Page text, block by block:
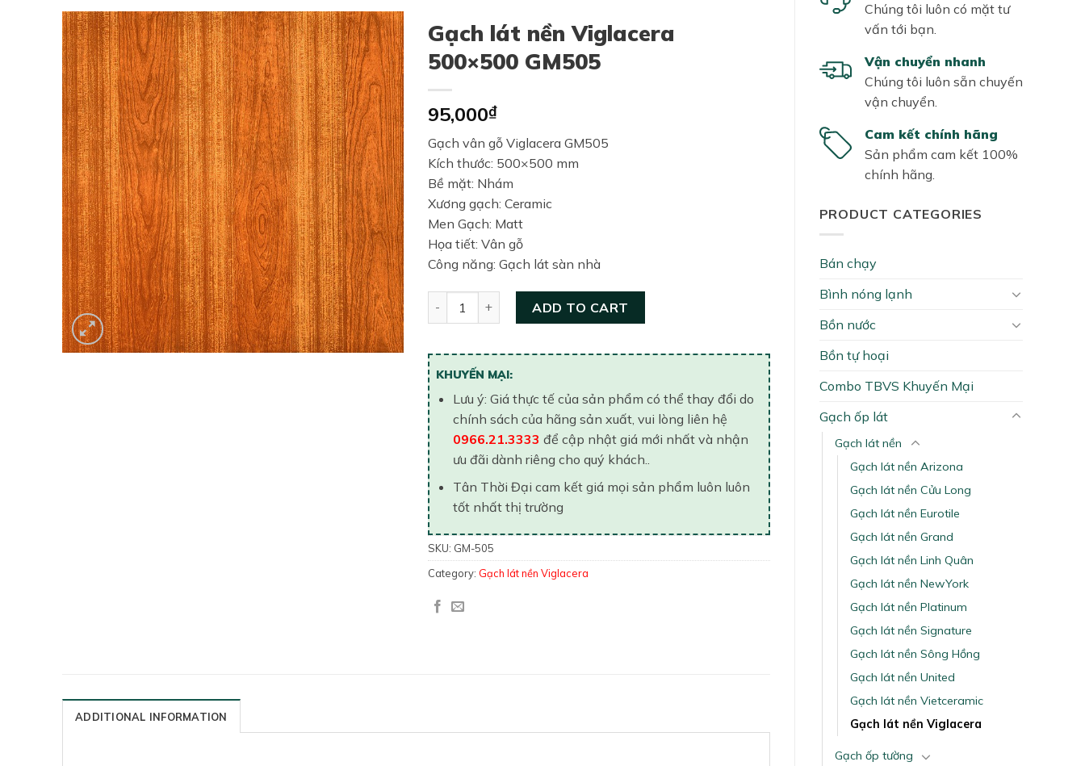
Chúng tôi luôn có mặt tư
vấn tới bạn.
Vận chuyển nhanh
Chúng tôi luôn sẵn chuyến
vận chuyển.
Cam kết chính hãng
Sản phẩm cam kết 100%
chính hãng.
PRODUCT CATEGORIES
Bán chạy
Bình nóng lạnh
Bồn nước
Bồn tự hoại
Combo TBVS Khuyến Mại
Gạch ốp lát
Gạch lát nền
Gạch lát nền Arizona
Gạch lát nền Cửu Long
Gạch lát nền Eurotile
Gạch lát nền Grand
Gạch lát nền Linh Quân
Gạch lát nền NewYork
Gạch lát nền Platinum
Gạch lát nền Signature
Gạch lát nền Sông Hồng
Gạch lát nền United
Gạch lát nền Vietceramic
Gạch lát nền Viglacera
Gạch ốp tường
Gạch lát nền Viglacera
500×500 GM505
95,000₫
Gạch vân gỗ Viglacera GM505
Kích thước: 500×500 mm
Bề mặt: Nhám
Xương gạch: Ceramic
Men Gạch: Matt
Họa tiết: Vân gỗ
Công năng: Gạch lát sàn nhà
ADD TO CART
KHUYẾN MẠI:
Lưu ý: Giá thực tế của sản phẩm có thể thay đổi do
chính sách của hãng sản xuất, vui lòng liên hệ
0966.21.3333 để cập nhật giá mới nhất và nhận
ưu đãi dành riêng cho quý khách..
Tân Thời Đại cam kết giá mọi sản phẩm luôn luôn
tốt nhất thị trường
SKU: GM-505
Category: Gạch lát nền Viglacera
ADDITIONAL INFORMATION